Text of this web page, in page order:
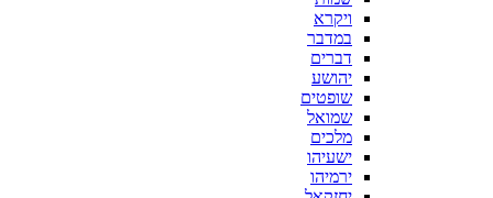
ויקרא
במדבר
דברים
יהושע
שופטים
שמואל
מלכים
ישעיהו
ירמיהו